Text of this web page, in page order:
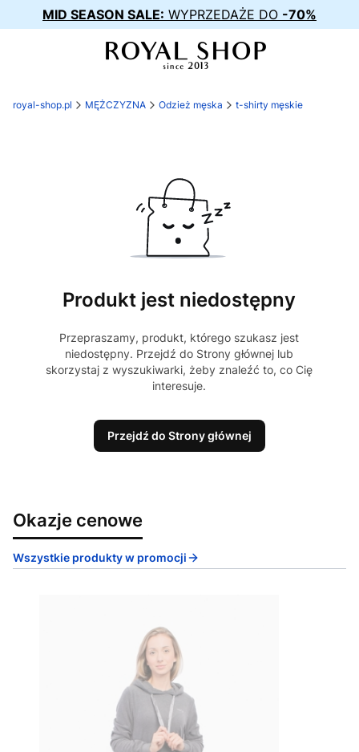
MID SEASON SALE: WYPRZEDAŻE DO -70%
royal-shop.pl MĘŻCZYZNA Odzież męska t-shirty męskie
Produkt jest niedostępny
Przepraszamy, produkt, którego szukasz jest
niedostępny. Przejdź do Strony głównej lub
skorzystaj z wyszukiwarki, żeby znaleźć to, co Cię
interesuje.
Przejdź do Strony głównej
Okazje cenowe
Wszystkie produkty w promocji